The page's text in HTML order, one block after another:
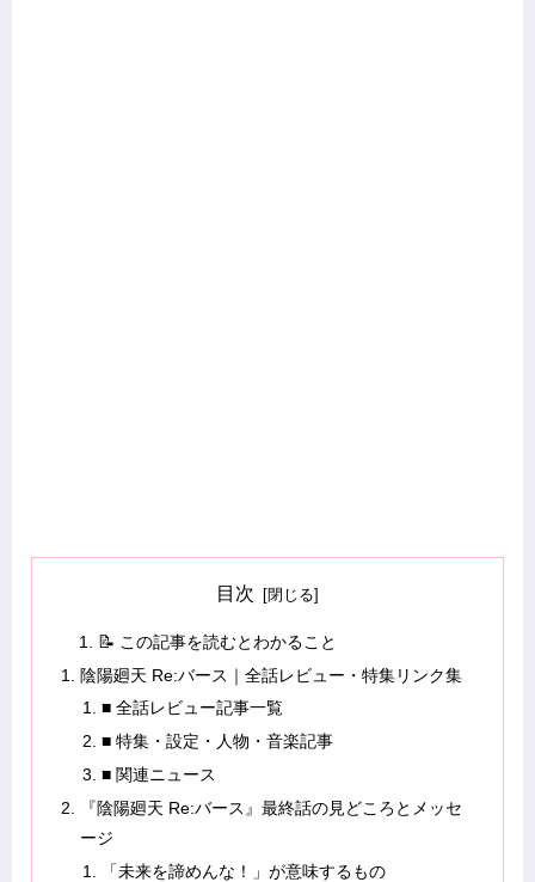
目次
📝 この記事を読むとわかること
陰陽廻天 Re:バース｜全話レビュー・特集リンク集
■ 全話レビュー記事一覧
■ 特集・設定・人物・音楽記事
■ 関連ニュース
『陰陽廻天 Re:バース』最終話の見どころとメッセ
ージ
「未来を諦めんな！」が意味するもの